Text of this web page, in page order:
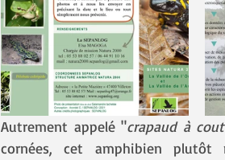
Autrement appelé "crapaud à
cornées, cet amphibien